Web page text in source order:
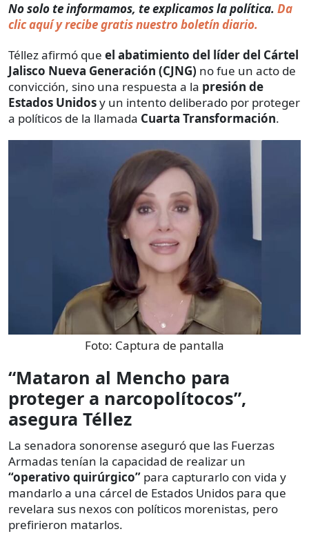
No solo te informamos, te explicamos la política. Da
clic aquí y recibe gratis nuestro boletín diario.
Téllez afirmó que el abatimiento del líder del Cártel
Jalisco Nueva Generación (CJNG) no fue un acto de
convicción, sino una respuesta a la presión de
Estados Unidosy un intento deliberado por proteger
a políticos de la llamada Cuarta Transformación.
Foto: Captura de pantalla
“Mataron al Mencho para
proteger a narcopolítocos”,
asegura Téllez
La senadora sonorense aseguró que las Fuerzas
Armadas tenían la capacidad de realizar un
“operativo quirúrgico” para capturarlo con vida y
mandarlo a una cárcel de Estados Unidos para que
revelara sus nexos con políticos morenistas, pero
prefirieron matarlos.